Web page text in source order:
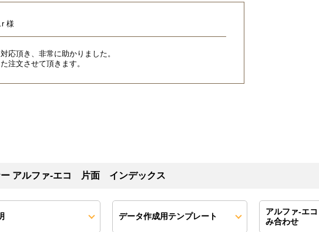
様
応頂き、非常に助かりました。
注文させて頂きます。
ー アルファ-エコ 片面 インデックス
データ作成用テンプレート
アルファ‐エ
み合わせ